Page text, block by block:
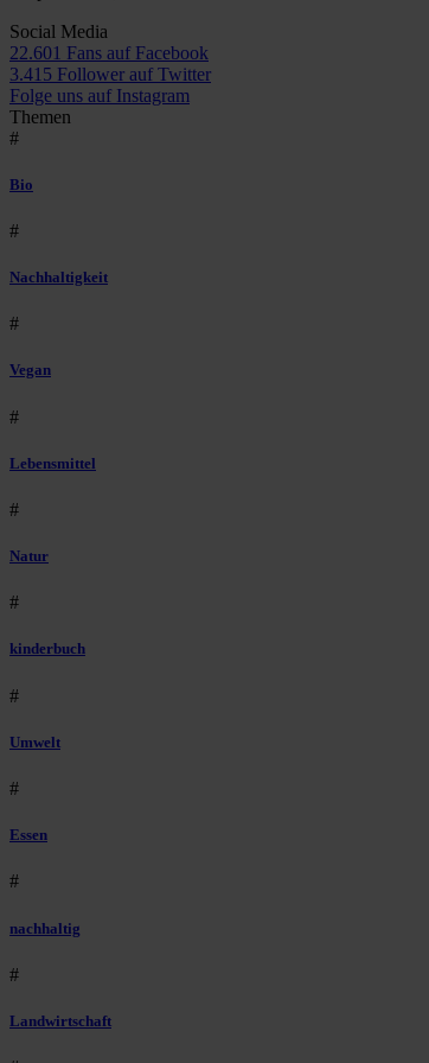
Social Media
22.601 Fans auf Facebook
3.415 Follower auf Twitter
Folge uns auf Instagram
Themen
#
Bio
#
Nachhaltigkeit
#
Vegan
#
Lebensmittel
#
Natur
#
kinderbuch
#
Umwelt
#
Essen
#
nachhaltig
#
Landwirtschaft